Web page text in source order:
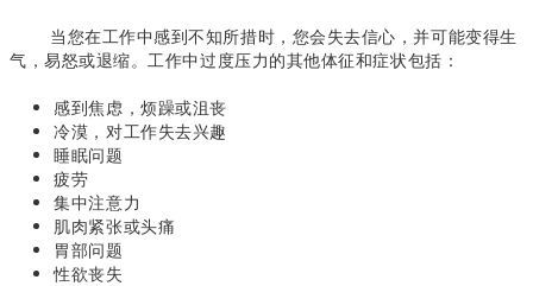
当您在工作中感到不知所措时，您会失去信心，并可能变得生
气，易怒或退缩。工作中过度压力的其他体征和症状包括：
感到焦虑，烦躁或沮丧
冷漠，对工作失去兴趣
睡眠问题
疲劳
集中注意力
肌肉紧张或头痛
胃部问题
性欲丧失